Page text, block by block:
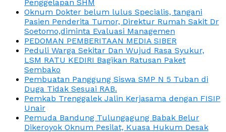
Penggelapan SHM
Oknum Dokter belum lulus Specialis, tangani
Pasien Penderita Tumor, Direktur Rumah Sakit Dr
Soetomo,diminta Evaluasi Managemen
PEDOMAN PEMBERITAAN MEDIA SIBER
Peduli Warga Sekitar Dan Wujud Rasa Syukur,
LSM RATU KEDIRI Bagikan Ratusan Paket
Sembako
Pembuatan Panggung Siswa SMP N 5 Tuban di
Duga Tidak Sesuai RAB.
Pemkab Trenggalek Jalin Kerjasama dengan FISIP
Unair
Pemuda Bandung Tulungagung Babak Belur
Dikeroyok Oknum Pesilat, Kuasa Hukum Desak